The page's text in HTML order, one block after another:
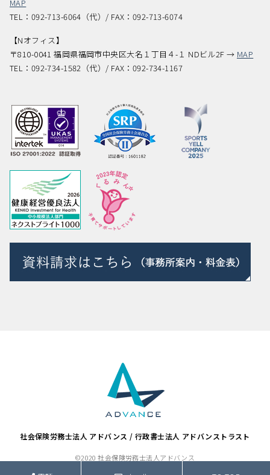
MAP
TEL：092-713-6064（代）/ FAX：092-713-6074
【Nオフィス】
〒810-0041 福岡県福岡市中央区大名１丁目４-１ NDビル2F → MAP
TEL：092-734-1582（代）/ FAX：092-734-1167
社会保険労務士法人 アドバンス / 行政書士法人 アドバンストラスト
©2020 社会保険労務士法人アドバンス